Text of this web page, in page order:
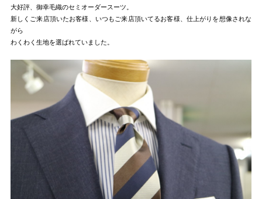
大好評、御幸毛織のセミオーダースーツ。
新しくご来店頂いたお客様、いつもご来店頂いてるお客様、仕上がりを想像されな
がら
わくわく生地を選ばれていました。